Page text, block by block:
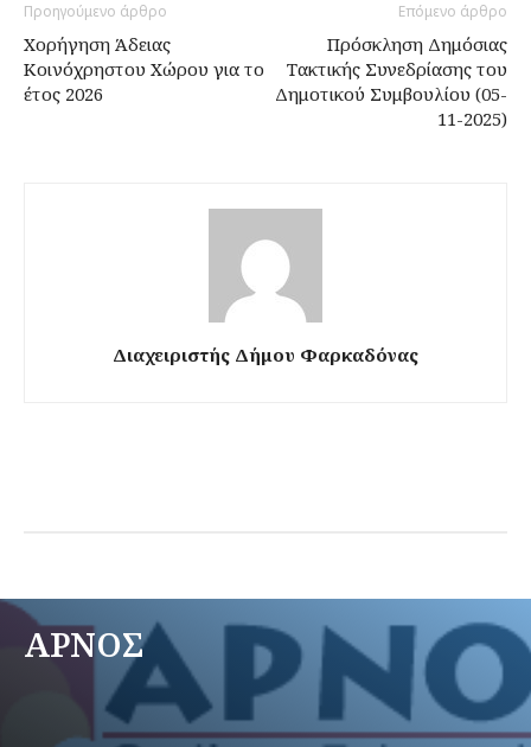
Προηγούμενο άρθρο
Χορήγηση Άδειας
Κοινόχρηστου Χώρου για το
έτος 2026
Επόμενο άρθρο
Πρόσκληση Δημόσιας
Τακτικής Συνεδρίασης του
Δημοτικού Συμβουλίου (05-
11-2025)
Διαχειριστής Δήμου Φαρκαδόνας
ΑΡΝΟΣ